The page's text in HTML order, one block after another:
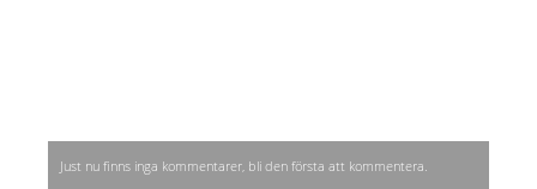
Just nu finns inga kommentarer, bli den första att kommentera.